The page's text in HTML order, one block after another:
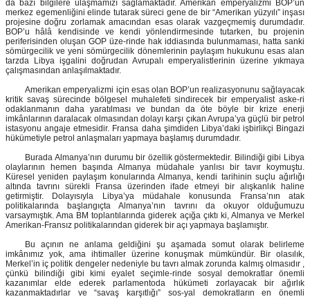
da bazı bilgilere ulaşmamızı sağlamaktadır. Amerikan emperyalizmi BOP’un
merkez egemenliğini elinde tutarak süreci gene de bir “Amerikan yüzyılı” inşası
projesine doğru zorlamak amacından esas olarak vazgeçmemiş durumdadır.
BOP’u hâlâ kendisinde ve kendi yönlendirmesinde tutarken, bu projenin
periferisinden oluşan GOP üze-rinde hak iddiasında bulunmaması, hatta sanki
sömürgecilik ve yeni sömürgecilik dönemlerinin paylaşım hukukunu esas alan
tarzda Libya işgalini doğrudan Avrupalı emperyalistlerinin üzerine yıkmaya
çalışmasından anlaşılmaktadır.
Amerikan emperyalizmi için esas olan BOP’un realizasyonunu sağlayacak
kritik savaş sürecinde bölgesel muhalefeti sindirecek bir emperyalist aske-ri
odaklanmanın daha yaratılması ve bundan da öte böyle bir krize enerji
imkânlarının daralacak olmasından dolayı karşı çıkan Avrupa’ya güçlü bir petrol
istasyonu angaje etmesidir. Fransa daha şimdiden Libya’daki işbirlikçi Bingazi
hükümetiyle petrol anlaşmaları yapmaya başlamış durumdadır.
Burada Almanya’nın durumu bir özellik göstermektedir. Bilindiği gibi Libya
olaylarının hemen başında Almanya müdahale yanlısı bir tavır koymuştu.
Küresel yeniden paylaşım konularında Almanya, kendi tarihinin suçlu ağırlığı
altında tavrını sürekli Fransa üzerinden ifade etmeyi bir alışkanlık haline
getirmiştir. Dolayısıyla Libya’ya müdahale konusunda Fransa’nın atak
politikalarında başlangıçta Almanya’nın tavrını da okuyor olduğumuzu
varsaymıştık. Ama BM toplantılarında giderek açığa çıktı ki, Almanya ve Merkel
Amerikan-Fransız politikalarından giderek bir açı yapmaya başlamıştır.
Bu açının ne anlama geldiğini şu aşamada somut olarak belirleme
imkânımız yok, ama ihtimaller üzerine konuşmak mümkündür. Bir olasılık,
Merkel’in iç politik dengeler nedeniyle bu tavrı almak zorunda kalmış olmasıdır ,
çünkü bilindiği gibi kimi eyalet seçimle-rinde sosyal demokratlar önemli
kazanımlar elde ederek parlamentoda hükümeti zorlayacak bir ağırlık
kazanmaktadırlar ve “savaş karşıtlığı” sos-yal demokratların en önemli